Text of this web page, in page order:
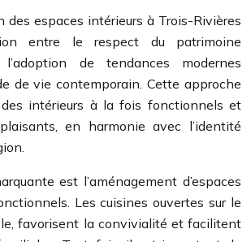
des espaces intérieurs à Trois-Rivières
entre le respect du patrimoine
de tendances modernes
de vie contemporain. Cette approche
intérieurs à la fois fonctionnels et
en harmonie avec l’identité
est l’aménagement d’espaces
Les cuisines ouvertes sur le
favorisent la convivialité et facilitent